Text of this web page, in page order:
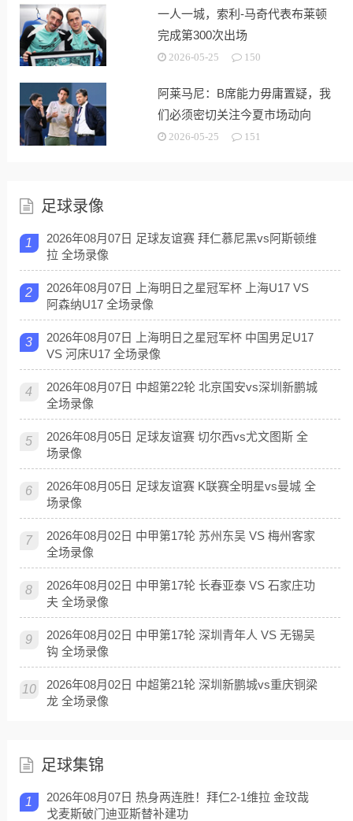
一人一城，索利-马奇代表布莱顿
完成第300次出场
2026-05-25 150
阿莱马尼：B席能力毋庸置疑，我
们必须密切关注今夏市场动向
2026-05-25 151
足球录像
1
2026年08月07日 足球友谊赛 拜仁慕尼黑vs阿斯顿维
拉 全场录像
2
2026年08月07日 上海明日之星冠军杯 上海U17 VS
阿森纳U17 全场录像
3
2026年08月07日 上海明日之星冠军杯 中国男足U17
VS 河床U17 全场录像
4
2026年08月07日 中超第22轮 北京国安vs深圳新鹏城
全场录像
5
2026年08月05日 足球友谊赛 切尔西vs尤文图斯 全
场录像
6
2026年08月05日 足球友谊赛 K联赛全明星vs曼城 全
场录像
7
2026年08月02日 中甲第17轮 苏州东吴 VS 梅州客家
全场录像
8
2026年08月02日 中甲第17轮 长春亚泰 VS 石家庄功
夫 全场录像
9
2026年08月02日 中甲第17轮 深圳青年人 VS 无锡吴
钩 全场录像
10
2026年08月02日 中超第21轮 深圳新鹏城vs重庆铜梁
龙 全场录像
足球集锦
1
2026年08月07日 热身两连胜！拜仁2-1维拉 金玟哉
戈麦斯破门迪亚斯替补建功